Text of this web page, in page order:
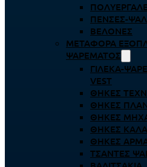
ΠΈΝΣΕΣ-
ΒΕΛΌΝΕΣ
ΜΕΤΑΦΟΡΆ
ΨΑΡΈΜΑΤΟΣ
ΓΙΛΈΚΑ-
VEST
ΘΉΚΕΣ
ΘΉΚΕΣ
ΘΉΚΕΣ
ΘΉΚΕΣ
ΘΉΚΕΣ
ΤΣΆΝΤΕΣ